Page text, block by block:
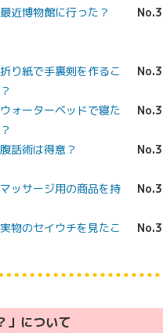
近博物館に行った？
り紙で手裏剣を作るこ
ォーターベッドで寝た
話術は得意？
ッサージ用の商品を持
物のセイウチを見たこ
」について